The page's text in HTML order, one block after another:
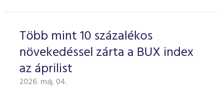
Több mint 10 százalékos
növekedéssel zárta a BUX index
az áprilist
2026. máj. 04.